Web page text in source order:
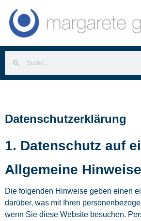
Datenschutzerklärung
1. Datenschutz auf
Allgemeine Hinweise
Die folgenden Hinweise geben einen
darüber, was mit Ihren
wenn Sie diese Website besuchen.